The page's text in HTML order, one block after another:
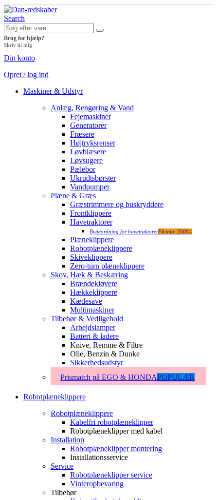
Search
Brug for hjælp?
Skriv til mig
Din konto
Opret / log ind
Maskiner & Udstyr
Anlæg, Rengøring & Vand
Fejemaskiner
Generatorer
Fræsere
Højtryksrenser
Løvblæsere
Løvsugere
Pælebor
Ukrudtsbørster
Vandpumper
Plæne & Græs
Græstrimmere og buskryddere
Frontklippere
Havetraktorer
Bytteordning for havetraktorerFå min. 2500,-
Plæneklippere
Robotplæneklippere
Skiveklippere
Zero-turn plæneklippere
Skov, Hæk & Beskæring
Brændekløvere
Hækkeklippere
Kædesave
Multimaskiner
Tilbehør & Vedligehold
Arbejdslamper
Batteri & ladere
Knive, Remme & Filtre
Olie, Benzin & Dunke
Sikkerhedsudstyr
Prismatch på EGO & HONDAPOPULÆR
Robotplæneklippere
Robotplæneklippere
Kabelfri robotplæneklipper
Robotplæneklipper med kabel
Installation
Robotplæneklipper montering
Installationsservice
Service
Robotplæneklipper service
Vinteropbevaring
Tilbehør